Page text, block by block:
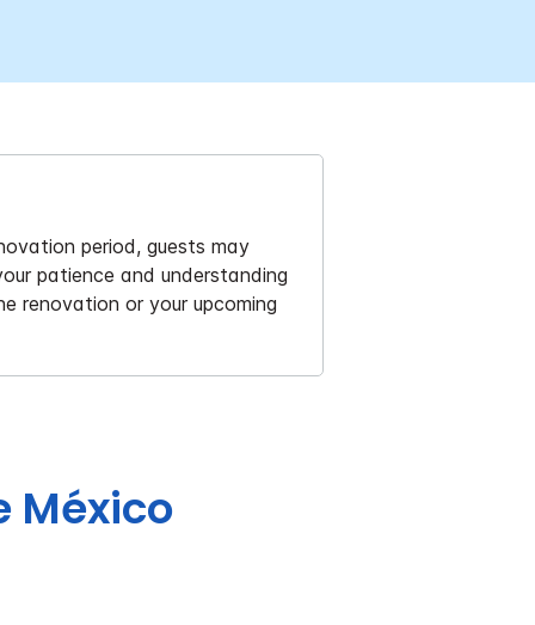
period, guests may
patience and understanding
renovation or your upcoming
México